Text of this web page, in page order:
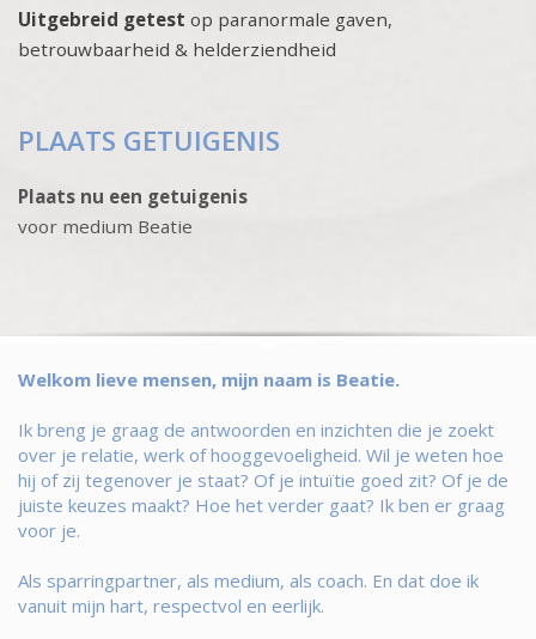
Uitgebreid getest op paranormale gaven,
betrouwbaarheid & helderziendheid
PLAATS GETUIGENIS
Plaats nu een getuigenis
voor medium Beatie
Welkom lieve mensen, mijn naam is Beatie.
Ik breng je graag de antwoorden en inzichten die je zoekt
over je relatie, werk of hooggevoeligheid. Wil je weten hoe
hij of zij tegenover je staat? Of je intuïtie goed zit? Of je de
juiste keuzes maakt? Hoe het verder gaat? Ik ben er graag
voor je.
Als sparringpartner, als medium, als coach. En dat doe ik
vanuit mijn hart, respectvol en eerlijk.